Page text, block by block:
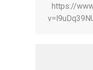
https://